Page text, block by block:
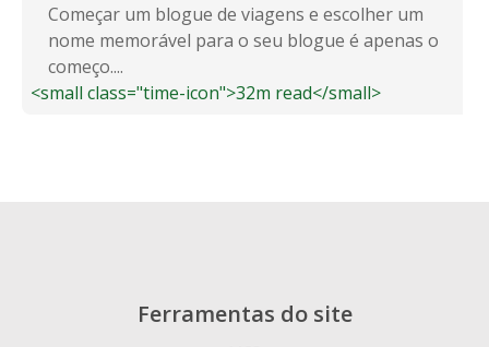
Começar um blogue de viagens e escolher um
nome memorável para o seu blogue é apenas o
começo....
<small class="time-icon">32m read</small>
Ferramentas do site